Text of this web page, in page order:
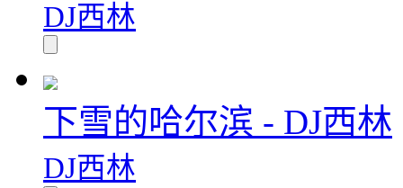
DJ西林
下雪的哈尔滨 - DJ西林
DJ西林